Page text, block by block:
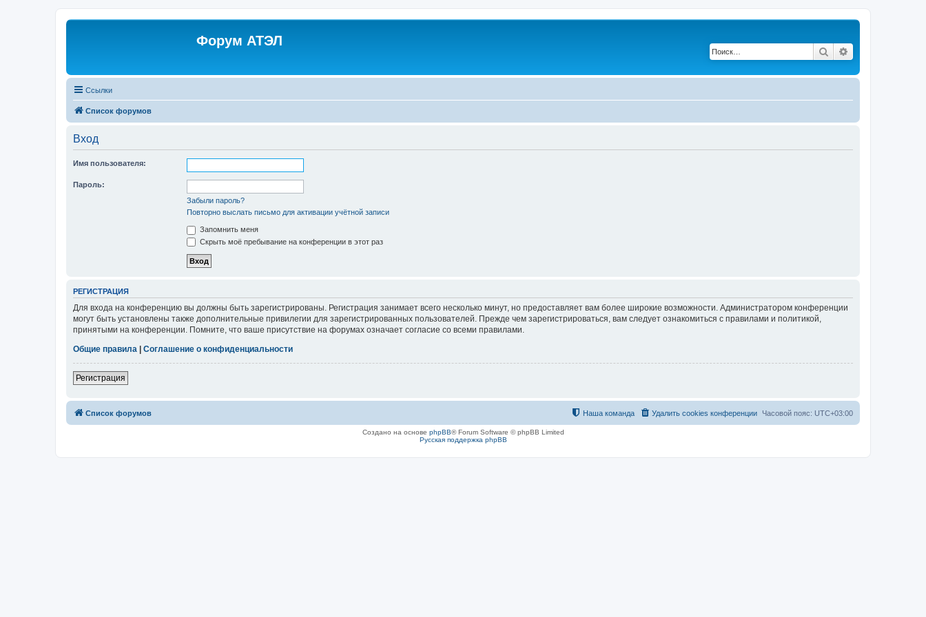
Форум АТЭЛ
Поиск
Ссылки
Список форумов
Вход
Имя пользователя:
Пароль:
Забыли пароль?
Повторно выслать письмо для активации учётной записи
Запомнить меня
Скрыть моё пребывание на конференции в этот раз
РЕГИСТРАЦИЯ
Для входа на конференцию вы должны быть зарегистрированы. Регистрация занимает всего несколько минут, но предоставляет вам более широкие возможности. Администратором конференции
могут быть установлены также дополнительные привилегии для зарегистрированных пользователей. Прежде чем зарегистрироваться, вам следует ознакомиться с правилами и политикой,
принятыми на конференции. Помните, что ваше присутствие на форумах означает согласие со всеми правилами.
Общие правила | Соглашение о конфиденциальности
Регистрация
Список форумов Часовой пояс: UTC+03:00
Удалить cookies конференции
Наша команда
Создано на основе phpBB® Forum Software © phpBB Limited
Русская поддержка phpBB